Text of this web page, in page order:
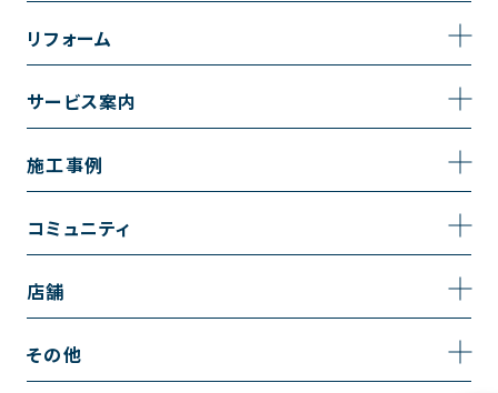
採用情報
リフォーム
トイレのリフォーム
キッチンのリフォーム
リノベーション
内装のリフォーム
サービス案内
サービスの流れ
施工事例
施工事例一覧
お風呂の施工事例
コミュニティ
コミュニティ
お知らせ
店舗
越谷店
その他